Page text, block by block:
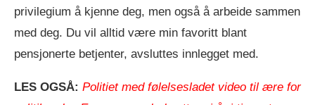
privilegium å kjenne deg, men også å arbeide sammen
med deg. Du vil alltid være min favoritt blant
pensjonerte betjenter, avsluttes innlegget med.
LES OGSÅ: Politiet med følelsesladet video til ære for